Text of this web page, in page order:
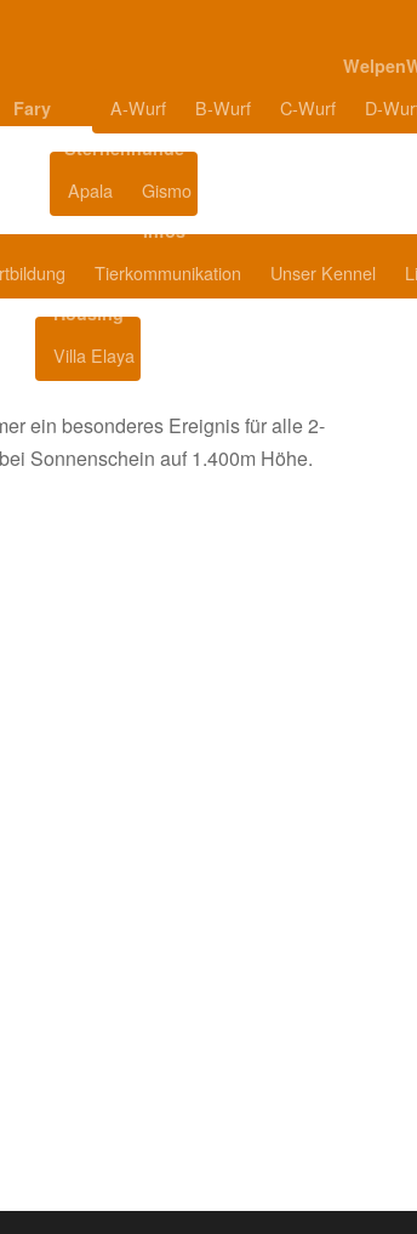
Fary A-Wurf B-Wurf C-Wurf D-
Sternenhunde
Apala Gismo
Infos
Tierkommunikation Unser Kennel
Housing
Villa Elaya
ein besonderes Ereignis für alle 2-
Sonnenschein auf 1.400m Höhe.